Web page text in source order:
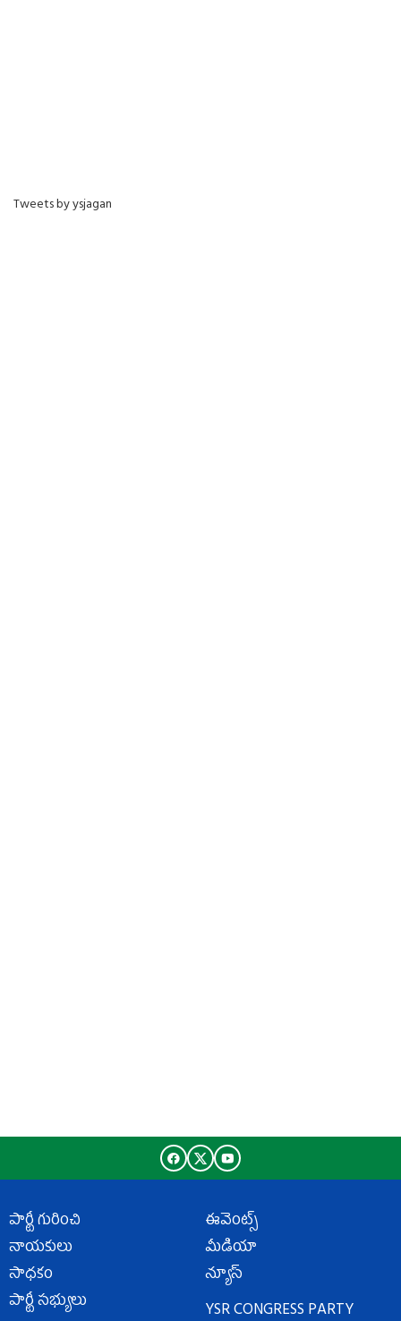
Tweets by ysjagan
పార్టీ గురించి
నాయకులు
సాధకం
పార్టీ సభ్యులు
ఈవెంట్స్
మీడియా
న్యూస్
YSR CONGRESS PARTY